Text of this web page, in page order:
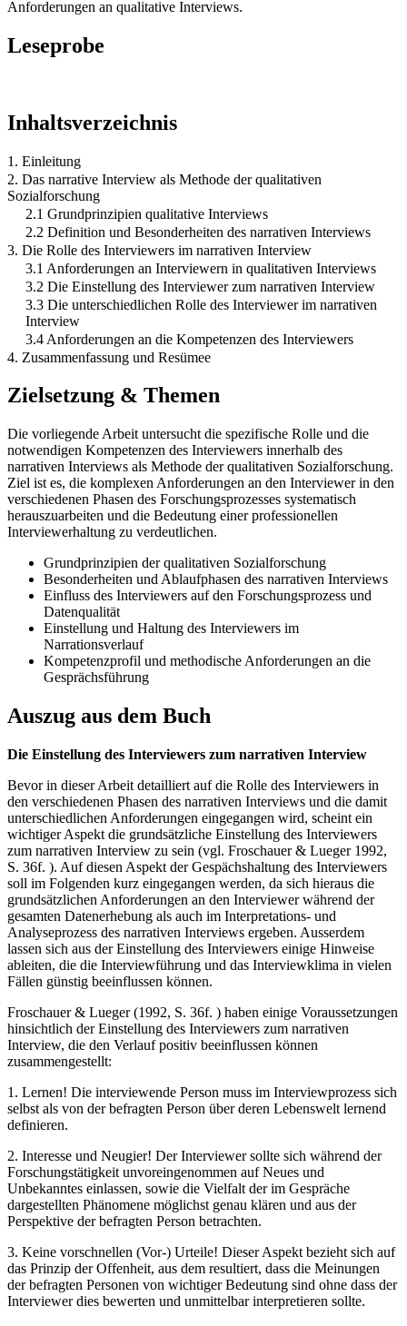
Anforderungen an qualitative Interviews.
Leseprobe
Inhaltsverzeichnis
1. Einleitung
2. Das narrative Interview als Methode der qualitativen
Sozialforschung
2.1 Grundprinzipien qualitative Interviews
2.2 Definition und Besonderheiten des narrativen Interviews
3. Die Rolle des Interviewers im narrativen Interview
3.1 Anforderungen an Interviewern in qualitativen Interviews
3.2 Die Einstellung des Interviewer zum narrativen Interview
3.3 Die unterschiedlichen Rolle des Interviewer im narrativen
Interview
3.4 Anforderungen an die Kompetenzen des Interviewers
4. Zusammenfassung und Resümee
Zielsetzung & Themen
Die vorliegende Arbeit untersucht die spezifische Rolle und die
notwendigen Kompetenzen des Interviewers innerhalb des
narrativen Interviews als Methode der qualitativen Sozialforschung.
Ziel ist es, die komplexen Anforderungen an den Interviewer in den
verschiedenen Phasen des Forschungsprozesses systematisch
herauszuarbeiten und die Bedeutung einer professionellen
Interviewerhaltung zu verdeutlichen.
Grundprinzipien der qualitativen Sozialforschung
Besonderheiten und Ablaufphasen des narrativen Interviews
Einfluss des Interviewers auf den Forschungsprozess und
Datenqualität
Einstellung und Haltung des Interviewers im
Narrationsverlauf
Kompetenzprofil und methodische Anforderungen an die
Gesprächsführung
Auszug aus dem Buch
Die Einstellung des Interviewers zum narrativen Interview
Bevor in dieser Arbeit detailliert auf die Rolle des Interviewers in
den verschiedenen Phasen des narrativen Interviews und die damit
unterschiedlichen Anforderungen eingegangen wird, scheint ein
wichtiger Aspekt die grundsätzliche Einstellung des Interviewers
zum narrativen Interview zu sein (vgl. Froschauer & Lueger 1992,
S. 36f. ). Auf diesen Aspekt der Gespächshaltung des Interviewers
soll im Folgenden kurz eingegangen werden, da sich hieraus die
grundsätzlichen Anforderungen an den Interviewer während der
gesamten Datenerhebung als auch im Interpretations- und
Analyseprozess des narrativen Interviews ergeben. Ausserdem
lassen sich aus der Einstellung des Interviewers einige Hinweise
ableiten, die die Interviewführung und das Interviewklima in vielen
Fällen günstig beeinflussen können.
Froschauer & Lueger (1992, S. 36f. ) haben einige Voraussetzungen
hinsichtlich der Einstellung des Interviewers zum narrativen
Interview, die den Verlauf positiv beeinflussen können
zusammengestellt:
1. Lernen! Die interviewende Person muss im Interviewprozess sich
selbst als von der befragten Person über deren Lebenswelt lernend
definieren.
2. Interesse und Neugier! Der Interviewer sollte sich während der
Forschungstätigkeit unvoreingenommen auf Neues und
Unbekanntes einlassen, sowie die Vielfalt der im Gespräche
dargestellten Phänomene möglichst genau klären und aus der
Perspektive der befragten Person betrachten.
3. Keine vorschnellen (Vor-) Urteile! Dieser Aspekt bezieht sich auf
das Prinzip der Offenheit, aus dem resultiert, dass die Meinungen
der befragten Personen von wichtiger Bedeutung sind ohne dass der
Interviewer dies bewerten und unmittelbar interpretieren sollte.